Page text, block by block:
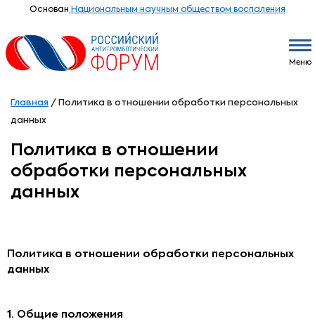
Основан Национальным научным обществом воспаления
Меню
Главная / Политика в отношении обработки персональных
данных
Политика в отношении
обработки персональных
данных
Политика в отношении обработки персональных
данных
1. Общие положения